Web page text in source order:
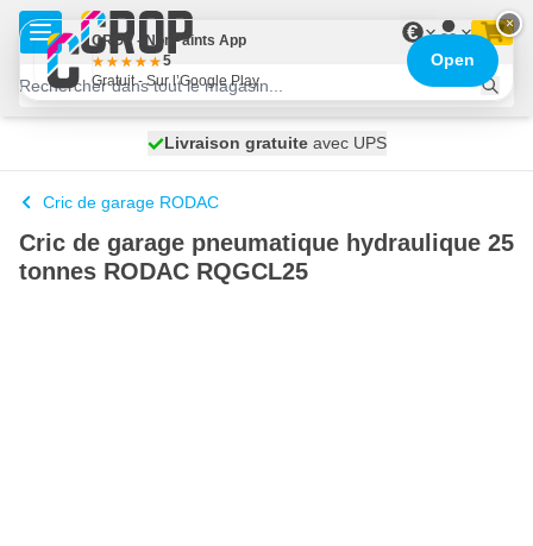
Aller au contenu
€
expédié demain
Livraison gratuiteavec UPS
100 jours
Cric de garage RODAC
Cric de garage pneumatique hydraulique 25
tonnes RODAC RQGCL25
×
CROP - NonPaints App
5
Gratuit - Sur l’Google Play
Open